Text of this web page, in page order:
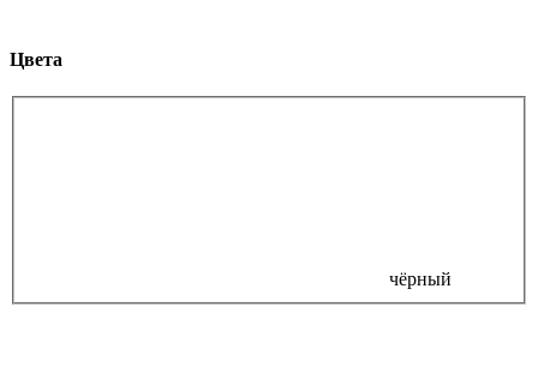
Цвета
чёрный